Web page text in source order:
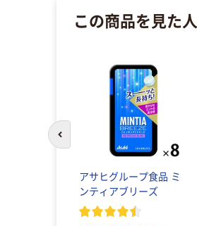
この商品を見た
アサヒグループ食品 ミ
ンティアブリーズ
前のスライドへ